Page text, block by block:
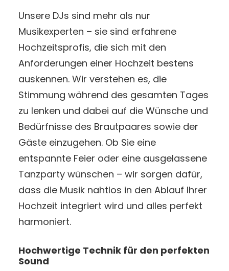
Unsere DJs sind mehr als nur
Musikexperten – sie sind erfahrene
Hochzeitsprofis, die sich mit den
Anforderungen einer Hochzeit bestens
auskennen. Wir verstehen es, die
Stimmung während des gesamten Tages
zu lenken und dabei auf die Wünsche und
Bedürfnisse des Brautpaares sowie der
Gäste einzugehen. Ob Sie eine
entspannte Feier oder eine ausgelassene
Tanzparty wünschen – wir sorgen dafür,
dass die Musik nahtlos in den Ablauf Ihrer
Hochzeit integriert wird und alles perfekt
harmoniert.
Hochwertige Technik für den perfekten
Sound